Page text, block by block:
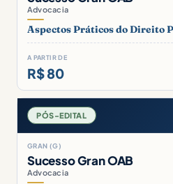
Advocacia
Aspectos Práticos do Direito
A PARTIR DE
R$ 80
PÓS-EDITAL
GRAN (G)
Sucesso Gran OAB
Advocacia